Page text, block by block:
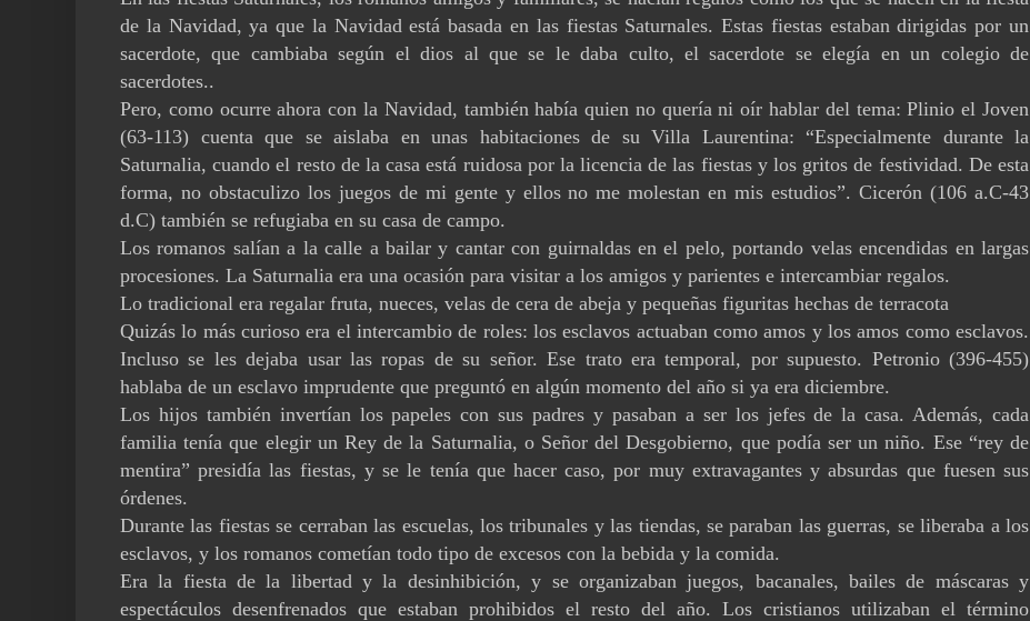
de la Navidad, ya que la Navidad está basada en las fiestas Saturnales. Estas fiestas estaban dirigidas por un
sacerdote, que cambiaba según el dios al que se le daba culto, el sacerdote se elegía en un colegio de
sacerdotes..
Pero, como ocurre ahora con la Navidad, también había quien no quería ni oír hablar del tema: Plinio el Joven
(63-113) cuenta que se aislaba en unas habitaciones de su Villa Laurentina: “Especialmente durante la
Saturnalia, cuando el resto de la casa está ruidosa por la licencia de las fiestas y los gritos de festividad. De esta
forma, no obstaculizo los juegos de mi gente y ellos no me molestan en mis estudios”. Cicerón (106 a.C-43
d.C) también se refugiaba en su casa de campo.
Los romanos salían a la calle a bailar y cantar con guirnaldas en el pelo, portando velas encendidas en largas
procesiones. La Saturnalia era una ocasión para visitar a los amigos y parientes e intercambiar regalos.
Lo tradicional era regalar fruta, nueces, velas de cera de abeja y pequeñas figuritas hechas de terracota
Quizás lo más curioso era el intercambio de roles: los esclavos actuaban como amos y los amos como esclavos.
Incluso se les dejaba usar las ropas de su señor. Ese trato era temporal, por supuesto. Petronio (396-455)
hablaba de un esclavo imprudente que preguntó en algún momento del año si ya era diciembre.
Los hijos también invertían los papeles con sus padres y pasaban a ser los jefes de la casa. Además, cada
familia tenía que elegir un Rey de la Saturnalia, o Señor del Desgobierno, que podía ser un niño. Ese “rey de
mentira” presidía las fiestas, y se le tenía que hacer caso, por muy extravagantes y absurdas que fuesen sus
órdenes.
Durante las fiestas se cerraban las escuelas, los tribunales y las tiendas, se paraban las guerras, se liberaba a los
esclavos, y los romanos cometían todo tipo de excesos con la bebida y la comida.
Era la fiesta de la libertad y la desinhibición, y se organizaban juegos, bacanales, bailes de máscaras y
espectáculos desenfrenados que estaban prohibidos el resto del año. Los cristianos utilizaban el término